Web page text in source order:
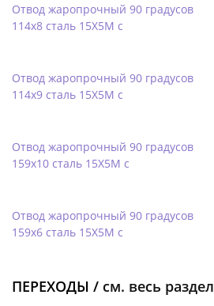
Отвод жаропрочный 90 градусов
114х8 сталь 15Х5М с
Отвод жаропрочный 90 градусов
114х9 сталь 15Х5М с
Отвод жаропрочный 90 градусов
159х10 сталь 15Х5М с
Отвод жаропрочный 90 градусов
159х6 сталь 15Х5М с
ПЕРЕХОДЫ / см. весь раздел